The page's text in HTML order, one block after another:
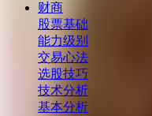
财商
股票基础
能力级别
交易心法
选股技巧
技术分析
基本分析